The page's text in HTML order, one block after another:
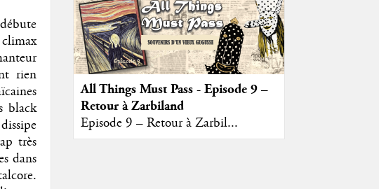
rien
black
très
dans
All Things Must Pass - Episode 9 –
Retour à Zarbiland
Episode 9 – Retour à Zarbil...